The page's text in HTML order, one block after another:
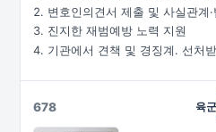
변호인의견서 제출 및 사실관계
진지한 재범예방 노력 지원
기관에서 견책 및 경징계. 선처
678 육군